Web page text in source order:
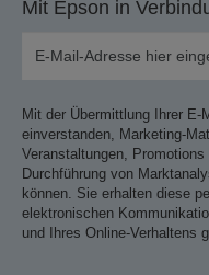
Mit Epson in
Mit der Übermittlung Ihrer
einverstanden, Marketing-
Veranstaltungen,
Durchführung von
können. Sie erhalten diese
elektronischen
und Ihres Online-Verhaltens